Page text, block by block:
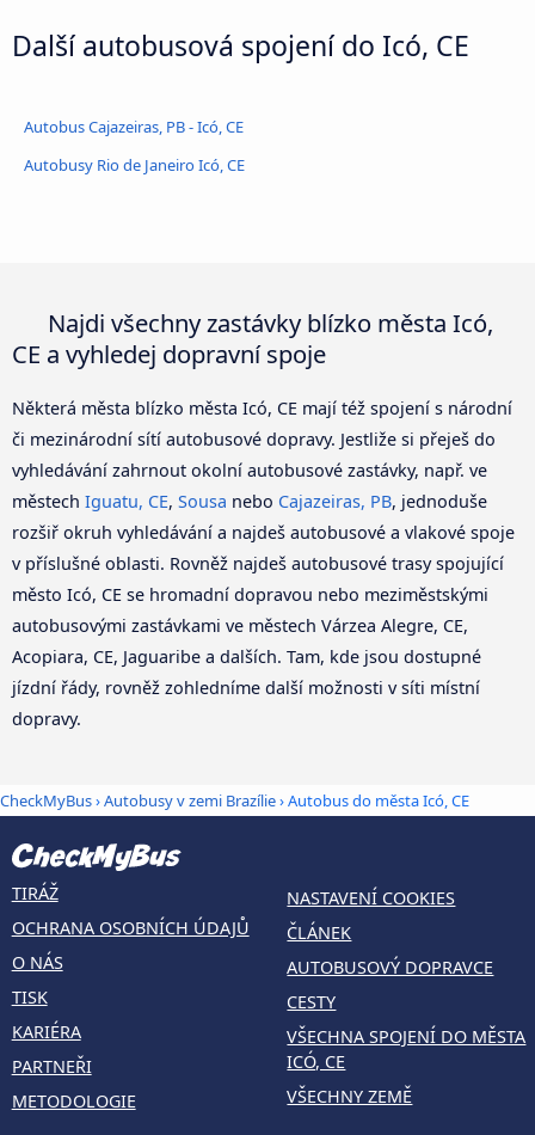
Další autobusová spojení do Icó, CE
Autobus Cajazeiras, PB - Icó, CE
Autobusy Rio de Janeiro Icó, CE
Najdi všechny zastávky blízko města Icó,
CE a vyhledej dopravní spoje
Některá města blízko města Icó, CE mají též spojení s národní
či mezinárodní sítí autobusové dopravy. Jestliže si přeješ do
vyhledávání zahrnout okolní autobusové zastávky, např. ve
městech Iguatu, CE, Sousa nebo Cajazeiras, PB, jednoduše
rozšiř okruh vyhledávání a najdeš autobusové a vlakové spoje
v příslušné oblasti. Rovněž najdeš autobusové trasy spojující
město Icó, CE se hromadní dopravou nebo meziměstskými
autobusovými zastávkami ve městech Várzea Alegre, CE,
Acopiara, CE, Jaguaribe a dalších. Tam, kde jsou dostupné
jízdní řády, rovněž zohledníme další možnosti v síti místní
dopravy.
CheckMyBus›Autobusy v zemi Brazílie› Autobus do města Icó, CE
TIRÁŽ
OCHRANA OSOBNÍCH ÚDAJŮ
O NÁS
TISK
KARIÉRA
PARTNEŘI
METODOLOGIE
NASTAVENÍ COOKIES
ČLÁNEK
AUTOBUSOVÝ DOPRAVCE
CESTY
VŠECHNA SPOJENÍ DO MĚSTA
ICÓ, CE
VŠECHNY ZEMĚ